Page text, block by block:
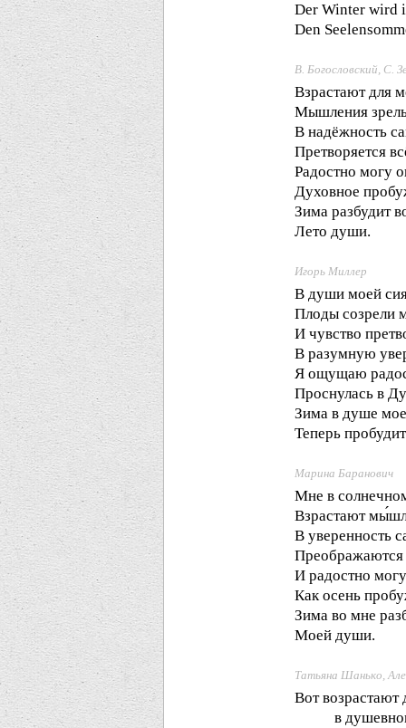
Der Winter wird
Den
В. Богословский, С.
Взрастают для
Мышления
В надёжность
Претворяется
Радостно могу
Духовное
Зима разбудит
Лето души.
Игорь Миллер
В души моей
Плоды созрели
И чувство
В разумную
Я ощущаю
Проснулась в
Зима в душе
Теперь
Марина Баранович
Мне в
Взрастают
В уверенность
Преображаются
И радостно
Как осень
Зима во мне
Моей души.
Татьяна Шанько,
Вот возрастают
в душевном